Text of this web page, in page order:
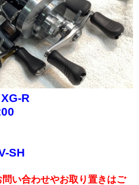
R
SH
い合わせやお取り置きはご